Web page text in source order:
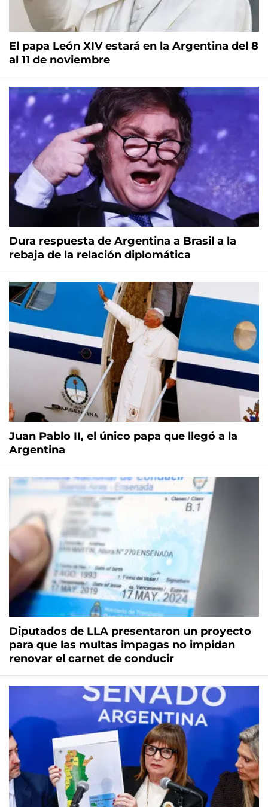
El papa León XIV estará en la Argentina del 8
al 11 de noviembre
Dura respuesta de Argentina a Brasil a la
rebaja de la relación diplomática
Juan Pablo II, el único papa que llegó a la
Argentina
Diputados de LLA presentaron un proyecto
para que las multas impagas no impidan
renovar el carnet de conducir